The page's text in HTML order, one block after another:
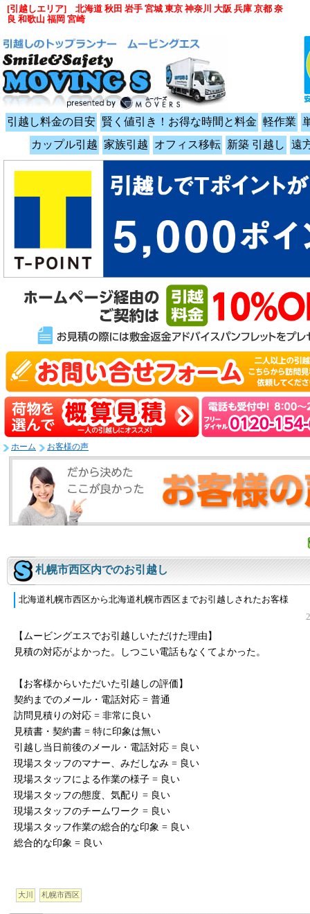
引越し料金の目安 賢く値引き！お得な時間と料金 軽作業
カップル引越 家族引越 オフィス移転 新築 引越し 遠
ホーム お客様の声
札幌市西区内でのお引越し
北海道札幌市西区から北海道札幌市西区までお引越しされたお客様
【ムービングエスでお引越しいただけた理由】
見積の対応がよかった。しつこい電話もなくてよかった。
【お客様からいただいた引越しの評価】
契約までのメール・電話対応 = 普通
訪問見積りの対応 = 非常に良い
見積書・契約書 = 特に印象は無い
引越し当日前後のメール・電話対応 = 良い
現場スタッフのマナー、みだしなみ = 良い
現場スタッフによる作業の様子 = 良い
現場スタッフの態度、気配り = 良い
現場スタッフのチームワーク = 良い
現場スタッフ作業の総合的な印象 = 良い
総合的な印象 = 良い
大川 札幌市西区
[引越しエリア] 北海道 秋田 岩手 宮城 東京 神奈川 大阪 兵庫 京都 奈
良 和歌山 福岡 宮崎